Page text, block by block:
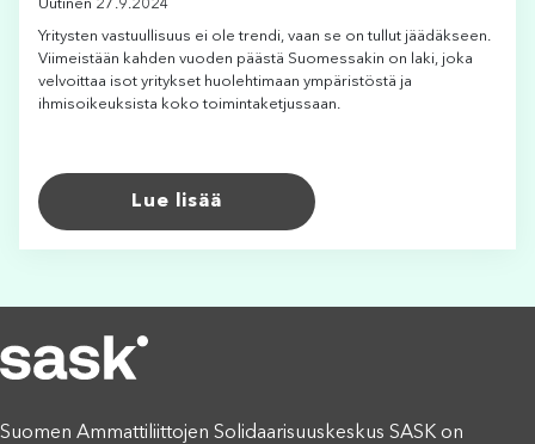
Uutinen 27.9.2024
Yritysten vastuullisuus ei ole trendi, vaan se on tullut jäädäkseen.
Viimeistään kahden vuoden päästä Suomessakin on laki, joka
velvoittaa isot yritykset huolehtimaan ympäristöstä ja
ihmisoikeuksista koko toimintaketjussaan.
Lue lisää
Suomen Ammattiliittojen Solidaarisuuskeskus SASK on